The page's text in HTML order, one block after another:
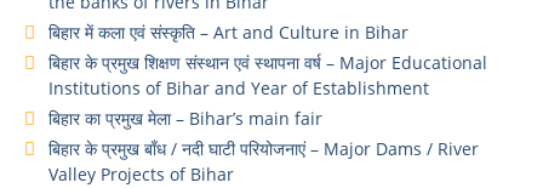
बिहार में कला एवं संस्कृति – Art and Culture in Bihar
बिहार के प्रमुख शिक्षण संस्थान एवं स्थापना वर्ष – Major Educational
Institutions of Bihar and Year of Establishment
बिहार का प्रमुख मेला – Bihar’s main fair
बिहार के प्रमुख बाँध / नदी घाटी परियोजनाएं – Major Dams / River
Valley Projects of Bihar